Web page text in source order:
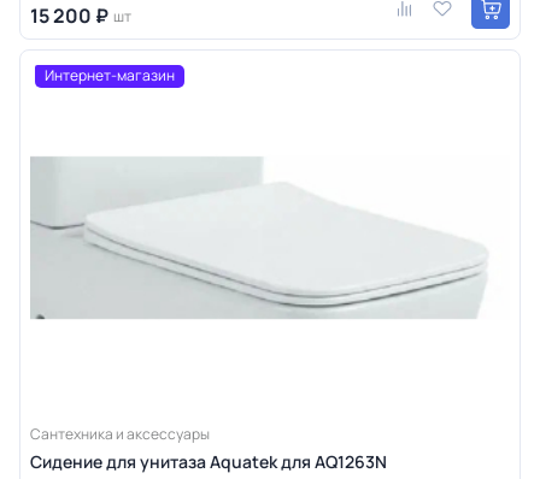
15 200 ₽ шт
Интернет-магазин
Сантехника и аксессуары
Сидение для унитаза Aquatek для AQ1263N